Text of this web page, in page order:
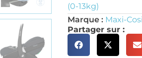
(0-13kg)
Marque : Maxi-Cosi
Partager sur :